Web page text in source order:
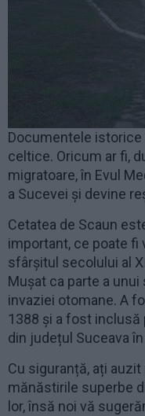
Documentele
celtice. Oricum ar fi,
migratoare, în Evul
a Sucevei și devine
Cetatea de Scaun
important, ce poate fi
sfârșitul secolului al
Mușat ca parte a
invaziei otomane. A
1388 și a fost
din județul Suceava
Cu siguranță, ați
mănăstirile superbe
lor, însă noi vă